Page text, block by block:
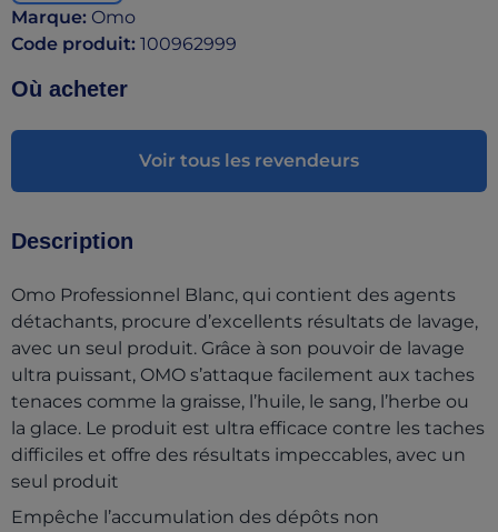
Marque: Omo
Code produit: 100962999
Où acheter
Voir tous les revendeurs
Description
Omo Professionnel Blanc, qui contient des agents
détachants, procure d’excellents résultats de lavage,
avec un seul produit. Grâce à son pouvoir de lavage
ultra puissant, OMO s’attaque facilement aux taches
tenaces comme la graisse, l’huile, le sang, l’herbe ou
la glace. Le produit est ultra efficace contre les taches
difficiles et offre des résultats impeccables, avec un
seul produit
Empêche l’accumulation des dépôts non